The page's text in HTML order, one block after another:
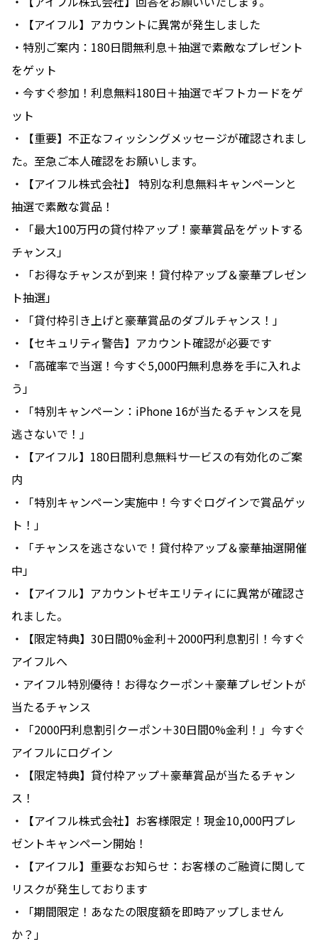
・【アイフル】アカウントに異常が発生しました
・特別ご案内：180日間無利息＋抽選で素敵なプレゼント
をゲット
・今すぐ参加！利息無料180日＋抽選でギフトカードをゲ
ット
・【重要】不正なフィッシングメッセージが確認されまし
た。至急ご本人確認をお願いします。
・【アイフル株式会社】 特別な利息無料キャンペーンと
抽選で素敵な賞品！
・「最大100万円の貸付枠アップ！豪華賞品をゲットする
チャンス」
・「お得なチャンスが到来！貸付枠アップ＆豪華プレゼン
ト抽選」
・「貸付枠引き上げと豪華賞品のダブルチャンス！」
・【セキュリティ警告】アカウント確認が必要です
・「高確率で当選！今すぐ5,000円無利息券を手に入れよ
う」
・「特別キャンペーン：iPhone 16が当たるチャンスを見
逃さないで！」
・【アイフル】180日間利息無料サ一ビスの有効化のご案
内
・「特別キャンペーン実施中！今すぐログインで賞品ゲッ
ト！」
・「チャンスを逃さないで！貸付枠アップ＆豪華抽選開催
中」
・【アイフル】アカウントゼキエリティにに異常が確認さ
れました。
・【限定特典】30日間0%金利＋2000円利息割引！今すぐ
アイフルへ
・アイフル特別優待！お得なクーポン＋豪華プレゼントが
当たるチャンス
・「2000円利息割引クーポン＋30日間0%金利！」今すぐ
アイフルにログイン
・【限定特典】貸付枠アップ＋豪華賞品が当たるチャン
ス！
・【アイフル株式会社】お客様限定！現金10,000円プレ
ゼントキャンペーン開始！
・【アイフル】重要なお知らせ：お客様のご融資に関して
リスクが発生しております
・「期間限定！あなたの限度額を即時アップしません
か？」